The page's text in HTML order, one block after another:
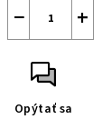
+
−
Opýtať sa